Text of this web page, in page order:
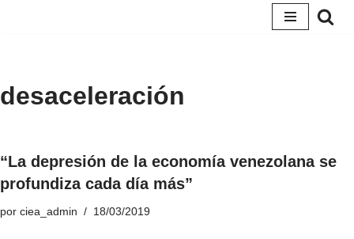
desaceleración
“La depresión de la economía venezolana se
profundiza cada día más”
por ciea_admin 18/03/2019